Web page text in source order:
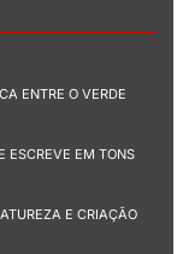
ENTRE O VERDE
ESCREVE EM TONS
E CRIAÇÃO